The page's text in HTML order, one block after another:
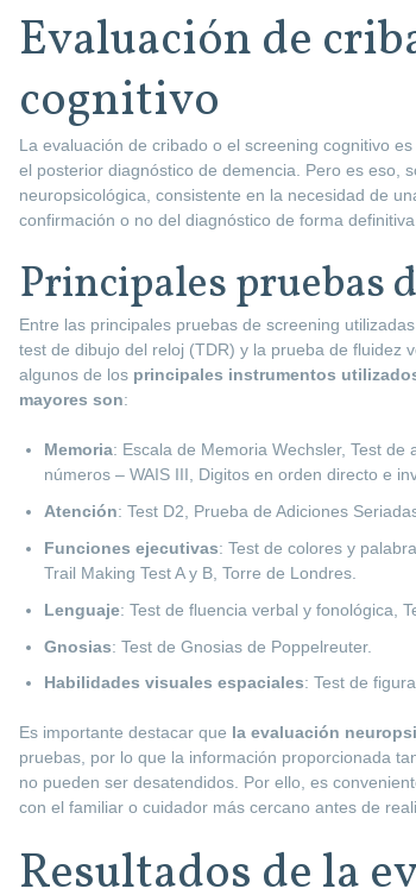
Evaluación de
cognitivo
La evaluación de cribado o el screening cognitivo
el posterior diagnóstico de demencia. Pero es eso,
neuropsicológica, consistente en la necesidad de
confirmación o no del diagnóstico de forma
Principales pruebas
Entre las principales pruebas de screening
test de dibujo del reloj (TDR) y la prueba de fluidez
algunos de los principales instrumentos
mayores son:
Memoria: Escala de Memoria Wechsler, Test
números – WAIS III, Digitos en orden directo e
Atención: Test D2, Prueba de Adiciones
Funciones ejecutivas: Test de colores y
Trail Making Test A y B, Torre de Londres.
Lenguaje: Test de fluencia verbal y fonológica,
Gnosias: Test de Gnosias de Poppelreuter.
Habilidades visuales espaciales: Test de
Es importante destacar que la evaluación
pruebas, por lo que la información proporcionada
no pueden ser desatendidos. Por ello, es
con el familiar o cuidador más cercano antes de
Resultados de la